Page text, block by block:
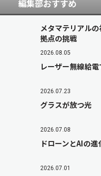
編集部おすすめ
メタマテリアル
拠点の挑戦
2026.08.05
レーザー無線給
2026.07.23
グラスが放つ光
2026.07.08
ドローンとAIの
2026.07.01